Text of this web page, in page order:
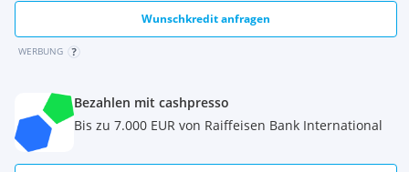
Wunschkredit anfragen
WERBUNG
Bezahlen mit cashpresso
Bis zu 7.000 EUR von Raiffeisen Bank International